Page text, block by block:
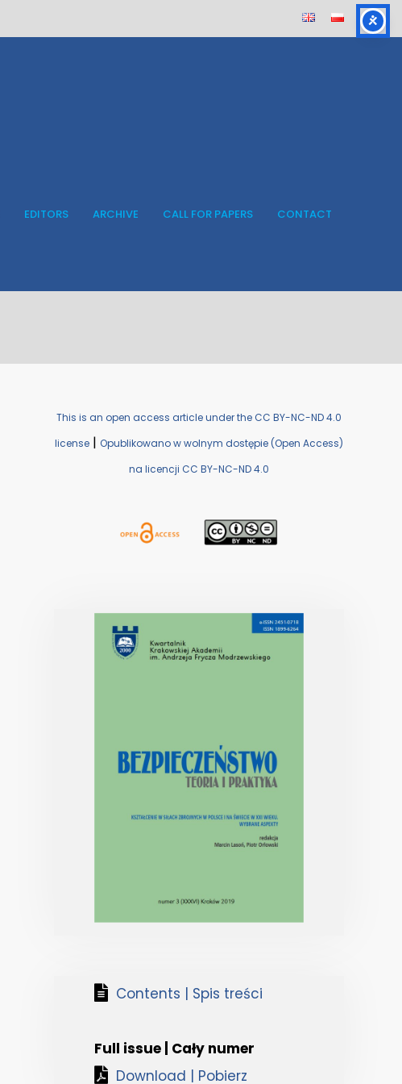
EDITORS ARCHIVE CALL FOR PAPERS CONTACT
This is an open access article under the CC BY-NC-ND 4.0
license | Opublikowano w wolnym dostępie (Open Access)
na licencji CC BY-NC-ND 4.0
Contents | Spis treści
Full issue | Cały numer
Download | Pobierz